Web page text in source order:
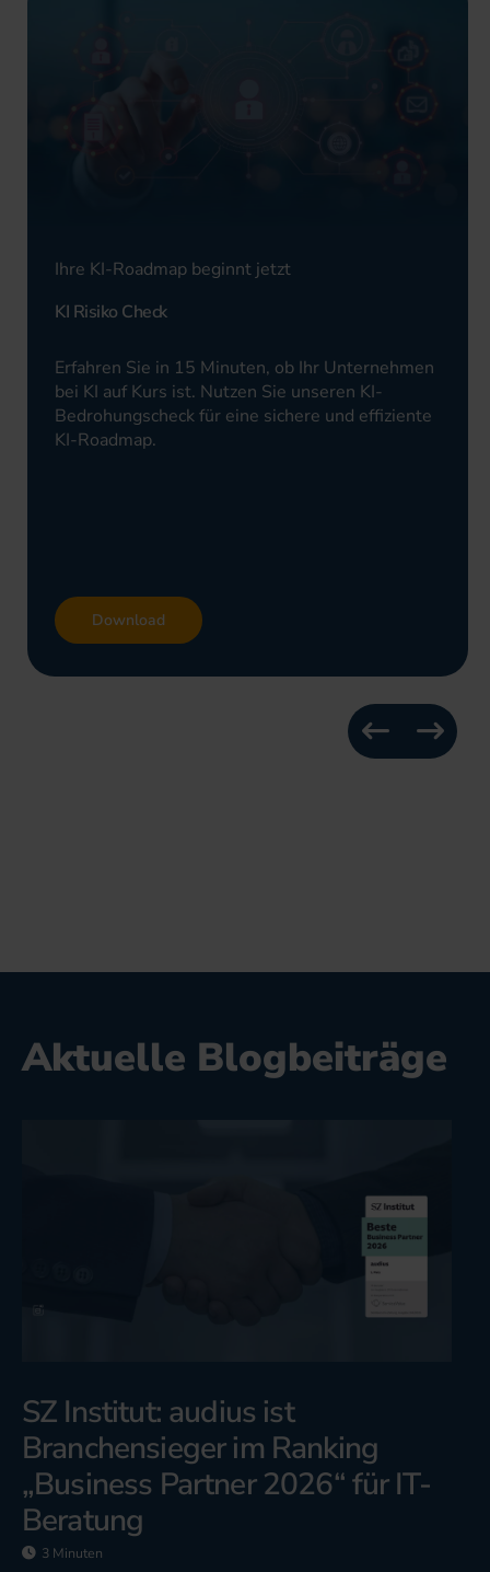
Ihre KI-Roadmap beginnt jetzt
KI Risiko Check
Erfahren Sie in 15 Minuten, ob Ihr Unternehmen
bei KI auf Kurs ist. Nutzen Sie unseren KI-
Bedrohungscheck für eine sichere und effiziente
KI-Roadmap.
Download
Aktuelle Blogbeiträge
SZ Institut: audius ist
Branchensieger im Ranking
„Business Partner 2026“ für IT-
Beratung
3 Minuten